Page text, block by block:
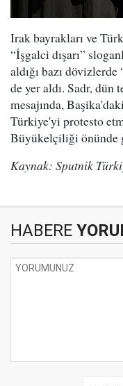
Irak bayrakları ve
“İşgalci dışarı”
aldığı bazı
de yer aldı. Sadr, dün
mesajında,
Türkiye'yi protesto
Büyükelçiliği önünde
Kaynak: Sputnik
HABERE